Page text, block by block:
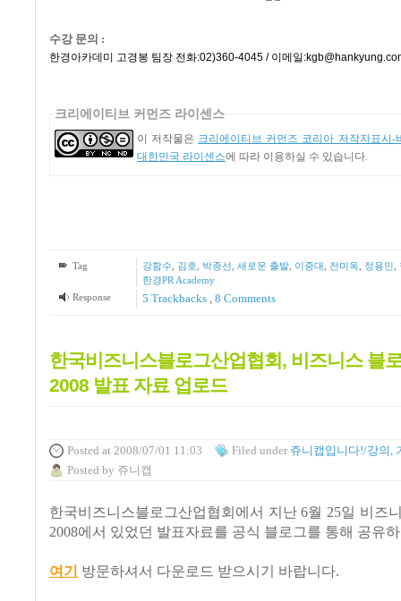
수강 문의 :
한경아카데미 고경봉 팀장 전화:02)360-4045 / 이메일
크리에이티브 커먼즈 라이센스
이 저작물은 크리에이티브 커먼즈 코리아 저작자표시-
대한민국 라이센스에 따라 이용하실 수 있습니다.
Tag 강함수, 김호 박종선 새로운 출발, 이중대 전미옥 정용민
한경PR Academy
Response
5 Trackbacks 8 Comments
한국비즈니스블로그산업협회, 비즈니스 블
2008 발표 자료 업로드
Posted at 2008/07/01 11:03 Filed under 쥬니캡입니다!/강의,
Posted by 쥬니캡
한국비즈니스블로그산업협회에서 지난 6월 25일 비즈
2008에서 있었던 발표자료를 공식 블로그를 통해 공유
여기 방문하셔서 다운로드 받으시기 바랍니다.